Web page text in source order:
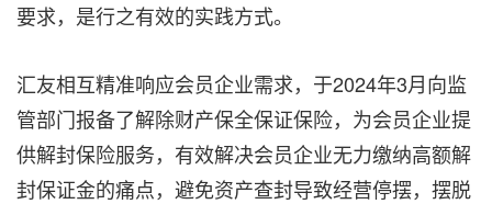
要求，是行之有效的实践方式。
汇友相互精准响应会员企业需求，于2024年3月向监
管部门报备了解除财产保全保证保险，为会员企业提
供解封保险服务，有效解决会员企业无力缴纳高额解
封保证金的痛点，避免资产查封导致经营停摆，摆脱